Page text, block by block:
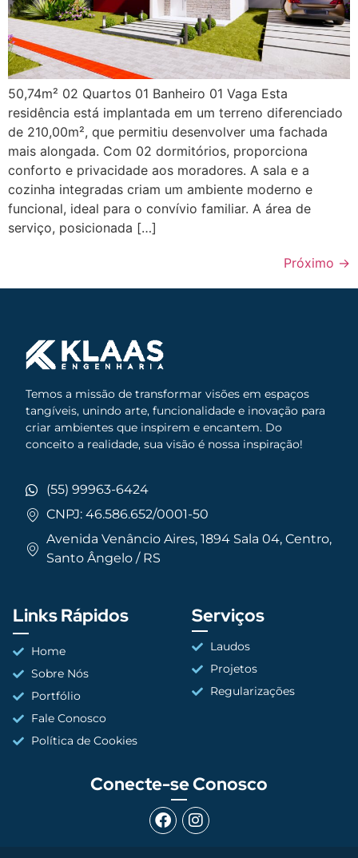
50,74m² 02 Quartos 01 Banheiro 01 Vaga Esta
residência está implantada em um terreno diferenciado
de 210,00m², que permitiu desenvolver uma fachada
mais alongada. Com 02 dormitórios, proporciona
conforto e privacidade aos moradores. A sala e a
cozinha integradas criam um ambiente moderno e
funcional, ideal para o convívio familiar. A área de
serviço, posicionada […]
Próximo →
Temos a missão de transformar visões em espaços
tangíveis, unindo arte, funcionalidade e inovação para
criar ambientes que inspirem e encantem. Do
conceito a realidade, sua visão é nossa inspiração!
(55) 99963-6424
CNPJ: 46.586.652/0001-50
Avenida Venâncio Aires, 1894 Sala 04, Centro,
Santo Ângelo / RS
Links Rápidos
Home
Sobre Nós
Portfólio
Fale Conosco
Política de Cookies
Serviços
Laudos
Projetos
Regularizações
Conecte-se Conosco